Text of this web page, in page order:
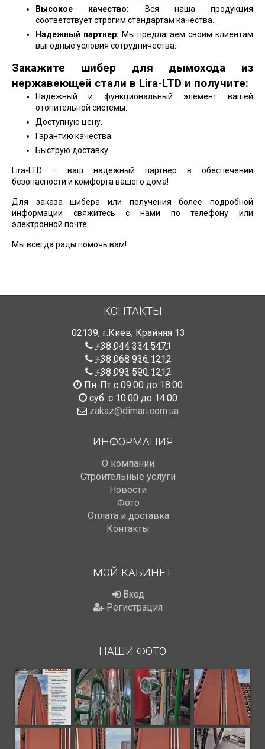
Высокое качество: Вся наша продукция
соответствует строгим стандартам качества.
Надежный партнер: Мы предлагаем своим клиентам
выгодные условия сотрудничества.
Закажите шибер для дымохода из
нержавеющей стали в Lira-LTD и получите:
Надежный и функциональный элемент вашей
отопительной системы.
Доступную цену.
Гарантию качества.
Быструю доставку.
Lira-LTD – ваш надежный партнер в обеспечении
безопасности и комфорта вашего дома!
Для заказа шибера или получения более подробной
информации свяжитесь с нами по телефону или
электронной почте.
Мы всегда рады помочь вам!
КОНТАКТЫ
02139, г.Киев, Крайняя 13
+38 044 334 5471
+38 068 936 1212
+38 093 590 1212
Пн-Пт с 09:00 до 18:00
суб. с 10:00 до 14:00
zakaz@dimari.com.ua
ИНФОРМАЦИЯ
О компании
Строительные услуги
Новости
Фото
Оплата и доставка
Контакты
МОЙ КАБИНЕТ
Вход
Регистрация
НАШИ ФОТО